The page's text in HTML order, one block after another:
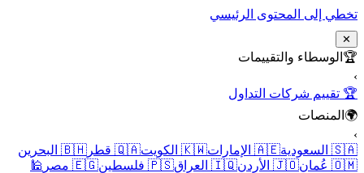
تخطي إلى المحتوى الرئيسي
✕
🏆 الوسطاء والتقييمات
›
🏆 تقييم شركات التداول
🌍 المنصات
›
🇸🇦 السعودية
🇦🇪 الإمارات 🇰🇼 الكويت 🇶🇦 قطر
🇧🇭 البحرين
🇴🇲 عُمان
🇯🇴 الأردن 🇮🇶 العراق 🇵🇸 فلسطين 🇪🇬 مصر
🕌